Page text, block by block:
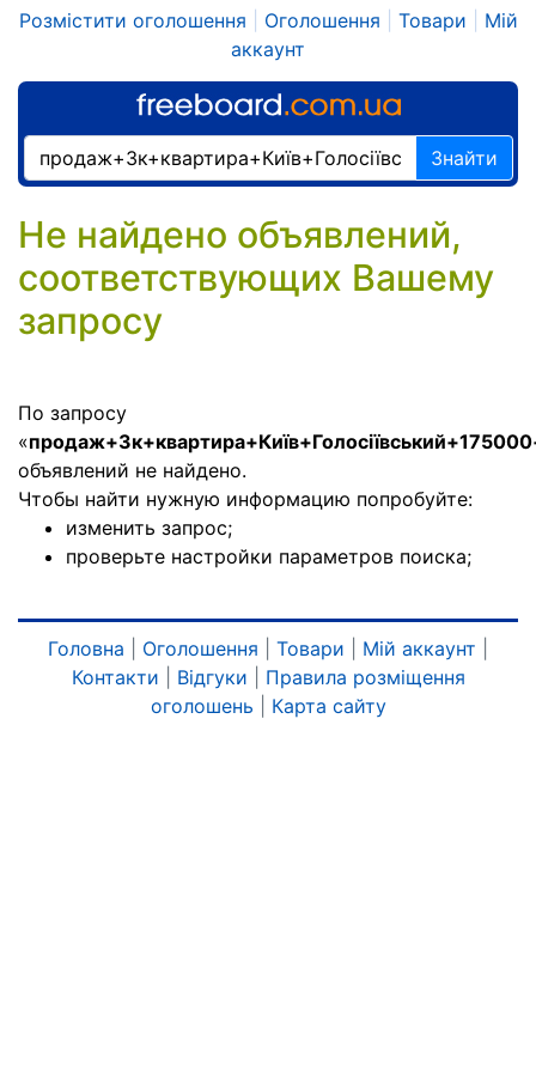
Розмістити оголошення Оголошення Товари
Мій
аккаунт
Знайти
Не найдено объявлений,
соответствующих Вашему
запросу
По запросу
«
объявлений не найдено.
Чтобы найти нужную информацию попробуйте:
изменить запрос;
проверьте настройки параметров поиска;
Головна Оголошення Товари Мій аккаунт
Контакти
Відгуки
Правила розміщення
оголошень
Карта сайту